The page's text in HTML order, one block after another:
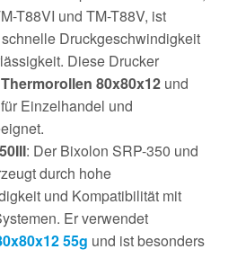
T88VI und TM-T88V, ist
Druckgeschwindigkeit
Diese Drucker
80x80x12 und
Einzelhandel und
: Der Bixolon SRP-350 und
durch hohe
und Kompatibilität mit
Er verwendet
55g und ist besonders